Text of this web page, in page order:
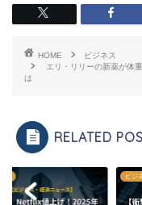
HOME
ビジネス
エリ・リリーの新薬が体
は
RELATED
ビジ